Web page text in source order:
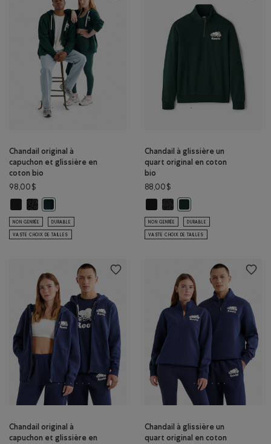
Chandail original à
capuchon et glissière en
coton bio
98,00$
Chandail original à capuchon et glissière en coton bio: NOIR Couleur
Chandail original à capuchon et glissière en coton bio: POIVRE
Chandail original à capuchon et glissière en coton bio: VARSITY
NON GENRÉE DURABLE
VASTE CHOIX DE TAILLES
Chandail à glissière un
quart original en coton
bio
88,00$
Chandail à glissière un quart
Chandail à glissière un quart
NON GENRÉE DURABLE
VASTE CHOIX DE TAILLES
Chandail original à
capuchon et glissière en
Chandail à glissière un
quart original en coton